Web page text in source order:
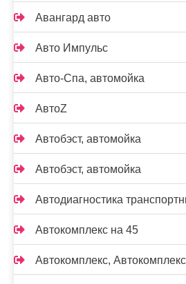
Авангард авто
Авто Импульс
Авто-Спа, автомойка
АвтоZ
Автобэст, автомойка
Автобэст, автомойка
Автодиагностика
Автокомплекс на 45
Автокомплекс, Автокомплекс